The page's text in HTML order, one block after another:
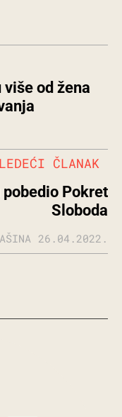
od žena
Pokret
Sloboda
ČLANAK
26.04.2022.